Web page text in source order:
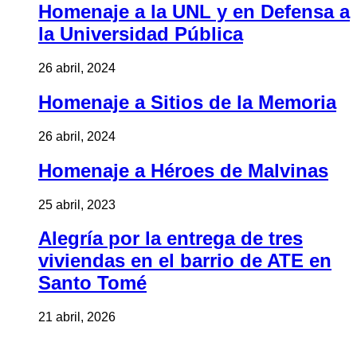
Homenaje a la UNL y en Defensa a
la Universidad Pública
26 abril, 2024
Homenaje a Sitios de la Memoria
26 abril, 2024
Homenaje a Héroes de Malvinas
25 abril, 2023
Alegría por la entrega de tres
viviendas en el barrio de ATE en
Santo Tomé
21 abril, 2026